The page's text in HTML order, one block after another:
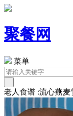
聚餐网
菜单
老人食谱 :流心燕麦